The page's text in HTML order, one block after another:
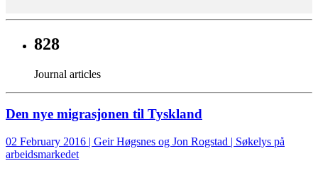
828
Journal articles
Den nye migrasjonen til Tyskland
02 February 2016 | Geir Høgsnes og Jon Rogstad | Søkelys på
arbeidsmarkedet